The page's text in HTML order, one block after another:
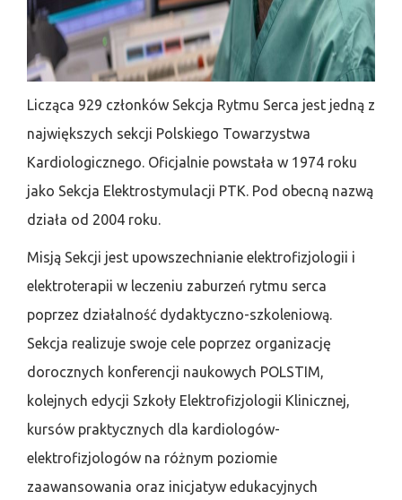
Licząca 929 członków Sekcja Rytmu Serca jest jedną z
największych sekcji Polskiego Towarzystwa
Kardiologicznego. Oficjalnie powstała w 1974 roku
jako Sekcja Elektrostymulacji PTK. Pod obecną nazwą
działa od 2004 roku.
Misją Sekcji jest upowszechnianie elektrofizjologii i
elektroterapii w leczeniu zaburzeń rytmu serca
poprzez działalność dydaktyczno-szkoleniową.
Sekcja realizuje swoje cele poprzez organizację
dorocznych konferencji naukowych POLSTIM,
kolejnych edycji Szkoły Elektrofizjologii Klinicznej,
kursów praktycznych dla kardiologów-
elektrofizjologów na różnym poziomie
zaawansowania oraz inicjatyw edukacyjnych